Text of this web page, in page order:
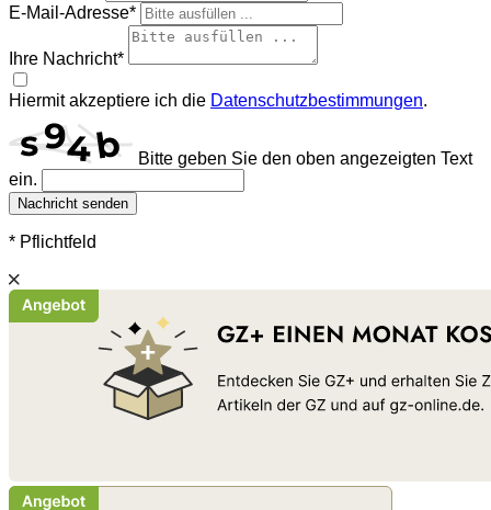
E-Mail-Adresse*
Ihre Nachricht*
Hiermit akzeptiere ich die Datenschutzbestimmungen.
Bitte geben Sie den oben angezeigten Text
ein.
Nachricht senden
* Pflichtfeld
Schließen